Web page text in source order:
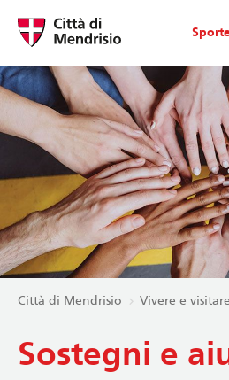
Città di Mendrisio Vivere e visitare
Sostegni e